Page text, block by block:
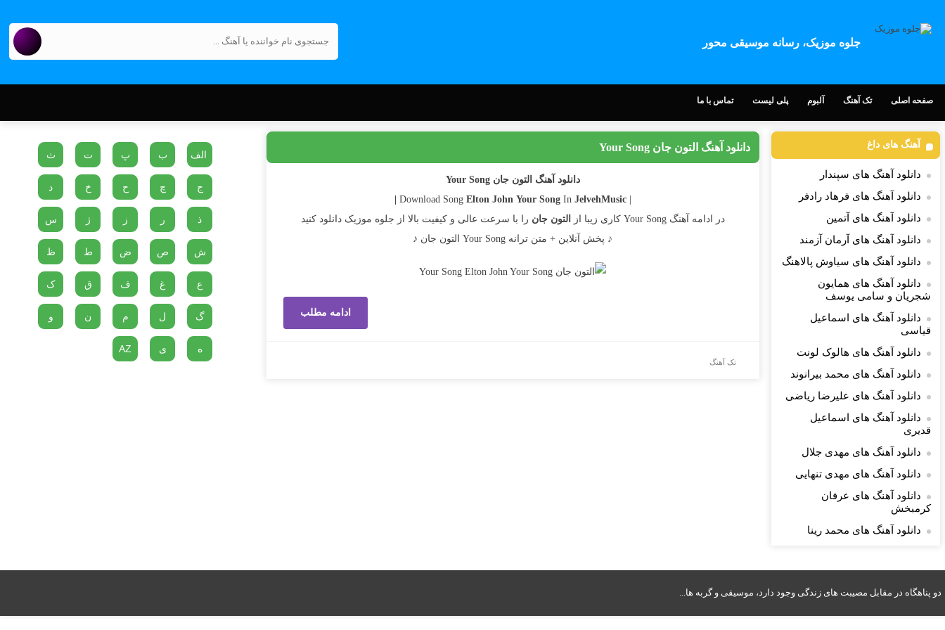
جلوه موزیک، رسانه موسیقی محور
صفحه اصلی تک آهنگ آلبوم پلی لیست تماس با ما
دانلود آهنگ التون جان Your Song
دانلود آهنگ التون جان Your Song
| Download Song
Elton John Your SongIn JelvehMusic |
در ادامه آهنگ Your Song کاری زیبا از
التون جان را با سرعت عالی و کیفیت بالا از جلوه موزیک دانلود کنید
♪ پخش آنلاین + متن ترانه Your Song التون جان ♪
ادامه مطلب
تک آهنگ
آهنگ های داغ
دانلود آهنگ های سپندار
دانلود آهنگ های فرهاد رادفر
دانلود آهنگ های آتمین
دانلود آهنگ های آرمان آزمند
دانلود آهنگ های سیاوش پالاهنگ
دانلود آهنگ های همایون
شجریان و سامی یوسف
دانلود آهنگ های اسماعیل
قیاسی
دانلود آهنگ های هالوک لونت
دانلود آهنگ های محمد بیرانوند
دانلود آهنگ های علیرضا ریاضی
دانلود آهنگ های اسماعیل
قدیری
دانلود آهنگ های مهدی جلال
دانلود آهنگ های مهدی تنهایی
دانلود آهنگ های عرفان
کرمبخش
دانلود آهنگ های محمد رینا
الف ب پ ت ث
ج چ ح خ د
ذ ر ز ژ س
ش ص ض ط ظ
ع غ ف ق ک
گ ل م ن و
ه ی AZ
دو پناهگاه در مقابل مصیبت های زندگی وجود دارد، موسیقی و گربه ها...